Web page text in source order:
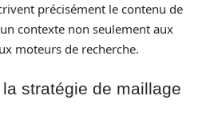
précisément le contenu de
contexte non seulement aux
moteurs de recherche.
stratégie de maillage